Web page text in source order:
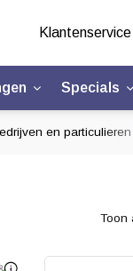
Klantenservice
Specials
en particulieren
Toon